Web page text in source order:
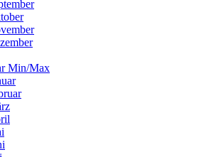
Min/Max